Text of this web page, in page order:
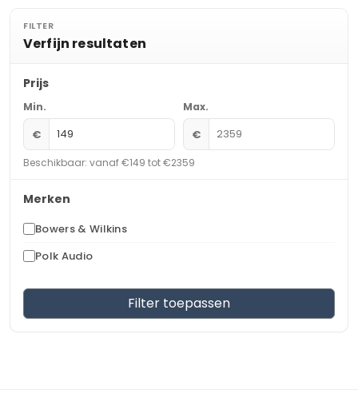
FILTER
Verfijn resultaten
Prijs
Min.
€
Max.
€
Beschikbaar: vanaf €149 tot €2359
Merken
Bowers & Wilkins
Polk Audio
Filter toepassen